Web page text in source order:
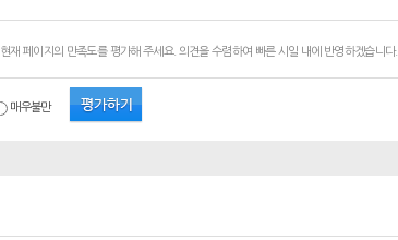
현재 페이지의 만족도를 평가해 주세요. 의견을 수렴하여 빠른 시일 내에 반영하겠습니다.
매우불만